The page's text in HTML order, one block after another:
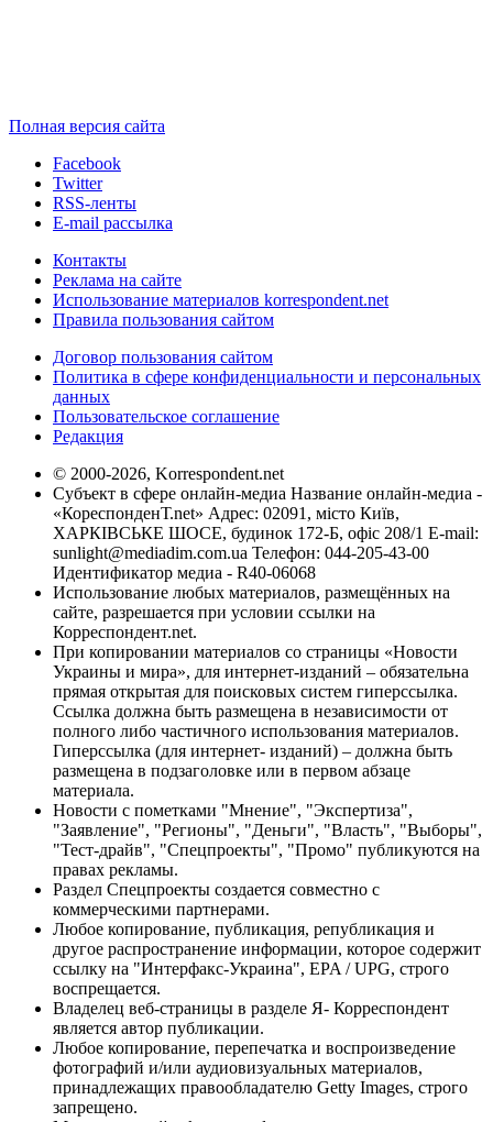
Полная версия сайта
Facebook
Twitter
RSS-ленты
E-mail рассылка
Контакты
Реклама на сайте
Использование материалов korrespondent.net
Правила пользования сайтом
Договор пользования сайтом
Политика в сфере конфиденциальности и персональных
данных
Пользовательское соглашение
Редакция
© 2000-2026, Korrespondent.net
Субъект в сфере онлайн-медиа Название онлайн-медиа -
«КореспонденТ.net» Адрес: 02091, місто Київ,
ХАРКІВСЬКЕ ШОСЕ, будинок 172-Б, офіс 208/1 E-mail:
sunlight@mediadim.com.ua Телефон: 044-205-43-00
Идентификатор медиа - R40-06068
Использование любых материалов, размещённых на
сайте, разрешается при условии ссылки на
Корреспондент.net.
При копировании материалов со страницы «Новости
Украины и мира», для интернет-изданий – обязательна
прямая открытая для поисковых систем гиперссылка.
Ссылка должна быть размещена в независимости от
полного либо частичного использования материалов.
Гиперссылка (для интернет- изданий) – должна быть
размещена в подзаголовке или в первом абзаце
материала.
Новости с пометками "Мнение", "Экспертиза",
"Заявление", "Регионы", "Деньги", "Власть", "Выборы",
"Тест-драйв", "Спецпроекты", "Промо" публикуются на
правах рекламы.
Раздел Спецпроекты создается совместно с
коммерческими партнерами.
Любое копирование, публикация, републикация и
другое распространение информации, которое содержит
ссылку на "Интерфакс-Украина", EPA / UPG, строго
воспрещается.
Владелец веб-страницы в разделе Я- Корреспондент
является автор публикации.
Любое копирование, перепечатка и воспроизведение
фотографий и/или аудиовизуальных материалов,
принадлежащих правообладателю Getty Images, строго
запрещено.